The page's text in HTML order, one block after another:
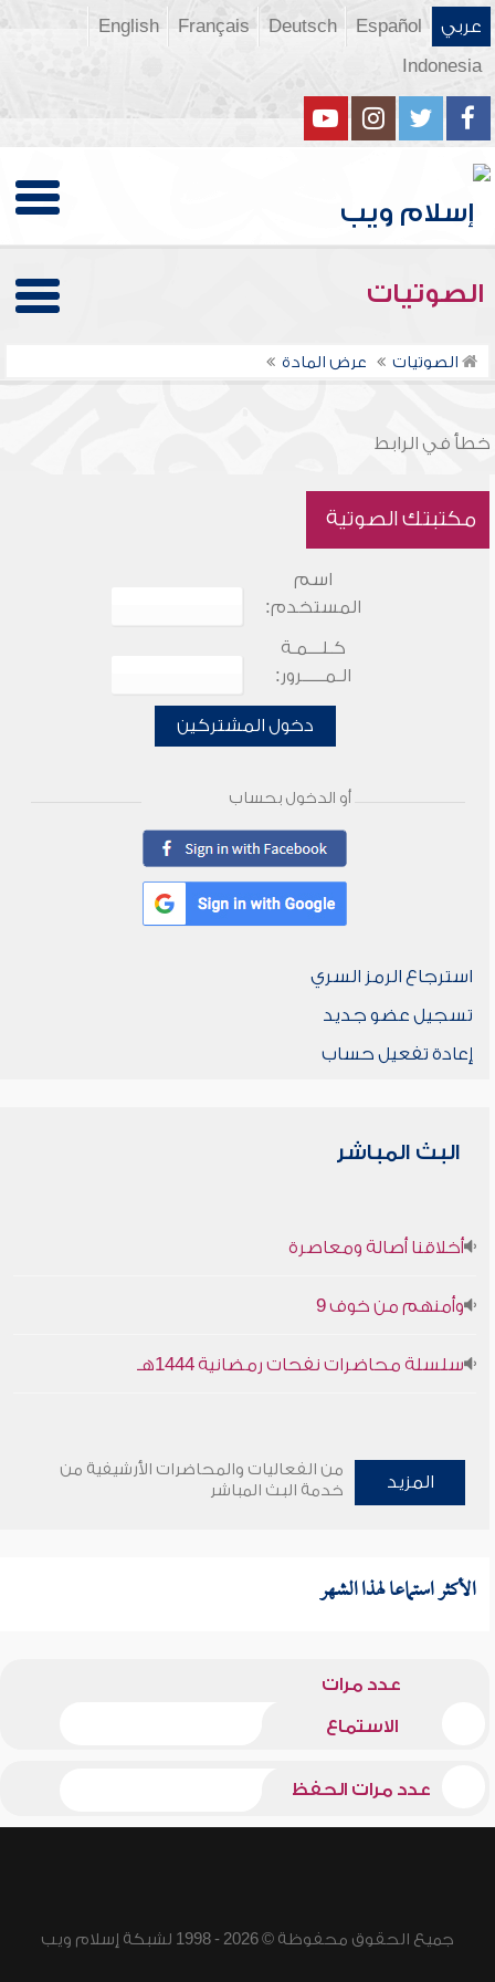
عربي Español
Deutsch
Français
English
Indonesia
الصوتيات
الصوتيات عرض المادة
خطأ في الرابط
مكتبتك الصوتية
اسم
المستخدم:
كـلـــمـة
الـمـــــرور:
دخول المشتركين
أو الدخول بحساب
استرجاع الرمز السري
تسجيل عضو جديد
إعادة تفعيل حساب
البث المباشر
أخلاقنا أصالة ومعاصرة
وأمنهم من خوف 9
سلسلة محاضرات نفحات رمضانية 1444هـ
المزيد
من الفعاليات والمحاضرات الأرشيفية من
خدمة البث المباشر
الأكثر استماعا لهذا الشهر
عدد مرات
الاستماع
عدد مرات الحفظ
جميع الحقوق محفوظة © 2026 - 1998 لشبكة إسلام ويب